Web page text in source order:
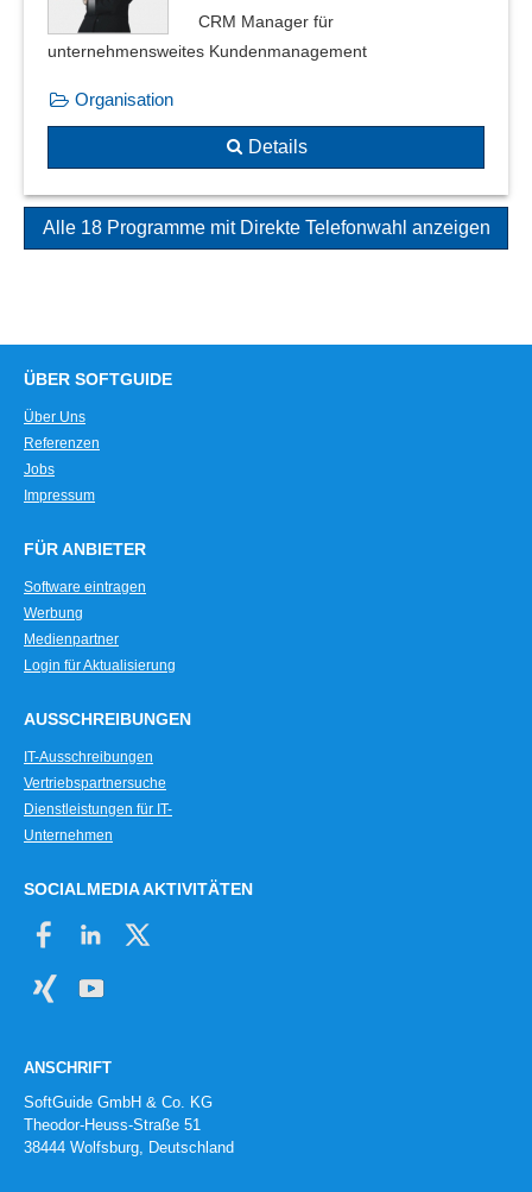
CRM Manager für
unternehmensweites Kundenmanagement
Organisation
Details
Alle 18 Programme mit Direkte Telefonwahl anzeigen
ÜBER SOFTGUIDE
Über Uns
Referenzen
Jobs
Impressum
FÜR ANBIETER
Software eintragen
Werbung
Medienpartner
Login für Aktualisierung
AUSSCHREIBUNGEN
IT-Ausschreibungen
Vertriebspartnersuche
Dienstleistungen für IT-
Unternehmen
SOCIALMEDIA AKTIVITÄTEN
ANSCHRIFT
SoftGuide GmbH & Co. KG
Theodor-Heuss-Straße 51
38444 Wolfsburg, Deutschland